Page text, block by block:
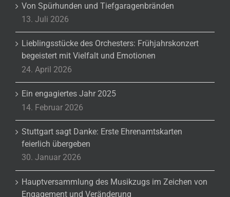
Von Spürhunden und Tiefgaragenbränden
13. Juli 2026
Lieblingsstücke des Orchesters: Frühjahrskonzert
begeistert mit Vielfalt und Emotionen
24. April 2026
Ein engagiertes Jahr 2025
14. Februar 2026
Stuttgart sagt Danke: Erste Ehrenamtskarten
feierlich übergeben
30. Januar 2026
Hauptversammlung des Musikzugs im Zeichen von
Engagement und Veränderung